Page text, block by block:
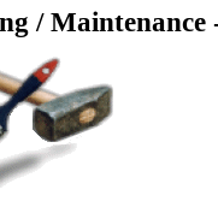
/ Maintenance